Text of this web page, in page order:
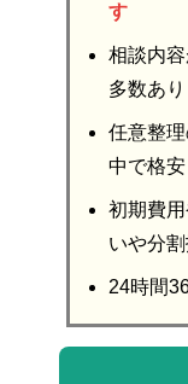
す
相談内
多数あり
任意整
中で格安
初期費
いや分
24時間